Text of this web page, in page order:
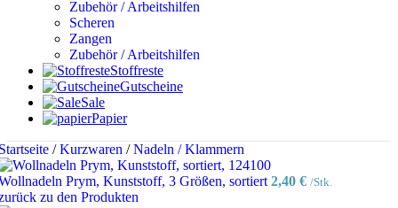
Zubehör / Arbeitshilfen
Scheren
Zangen
Zubehör / Arbeitshilfen
Stoffreste
Gutscheine
Sale
Papier
/ Kurzwaren / Nadeln / Klammern
Prym, Kunststoff, 3 Größen, sortiert 2,40 € /Stk.
zu den Produkten